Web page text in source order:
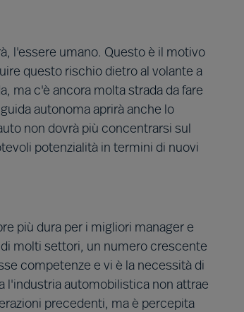
l'essere umano. Questo è il motivo
questo rischio dietro al volante a
ma c'è ancora molta strada da fare
autonoma aprirà anche lo
non dovrà più concentrarsi sul
potenzialità in termini di nuovi
più dura per i migliori manager e
molti settori, un numero crescente
competenze e vi è la necessità di
l'industria automobilistica non attrae
precedenti, ma è percepita